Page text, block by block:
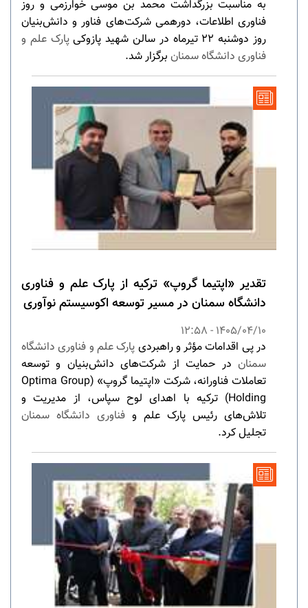
به مناسبت بزرگداشت محمد بن موسی خوارزمی و روز
فناوری اطلاعات، دورهمی شرکت‌های فناور و دانش‌بنیان
روز دوشنبه ۲۲ تیرماه در سالن شهید پازوکی
پارک علم و
فناوری دانشگاه سمنان برگزار شد.
تقدیر «اپتیما گروپ» ترکیه از پارک علم و فناوری
دانشگاه سمنان در مسیر توسعه اکوسیستم نوآوری
1405/04/10 - 12:58
در پی اقدامات مؤثر و راهبردی پارک علم و فناوری دانشگاه
سمنان در حمایت از شرکت‌های دانش‌بنیان و توسعه
تعاملات فناورانه، شرکت «اپتیما گروپ» (Optima Group
Holding) ترکیه با اهدای لوح سپاس، از مدیریت و
تلاش‌های رئیس پارک علم و فناوری دانشگاه سمنان
تجلیل کرد.